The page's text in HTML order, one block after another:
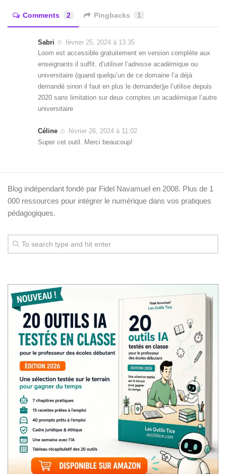
Comments 2 Pingbacks 1
Sabri
février 25, 2024 à 13:35
Loom est accessible gratuitement en version complète aux
enseignants il suffit. d’utiliser l’adresse académique ou
universitaire (quand quelqu’un de ce domaine l’a déjà
demandé sinon il faut en plus le demander)je l’utilise depuis
2020 sans limitation sur deux comptes un académique l’autre
universitaire
Céline
février 26, 2024 à 11:02
Super cet outil. Merci beaucoup!
Blog indépendant fondé par Fidel Navamuel en 2008. Plus de 1
000 ressources pour intégrer le numérique dans vos pratiques
pédagogiques.